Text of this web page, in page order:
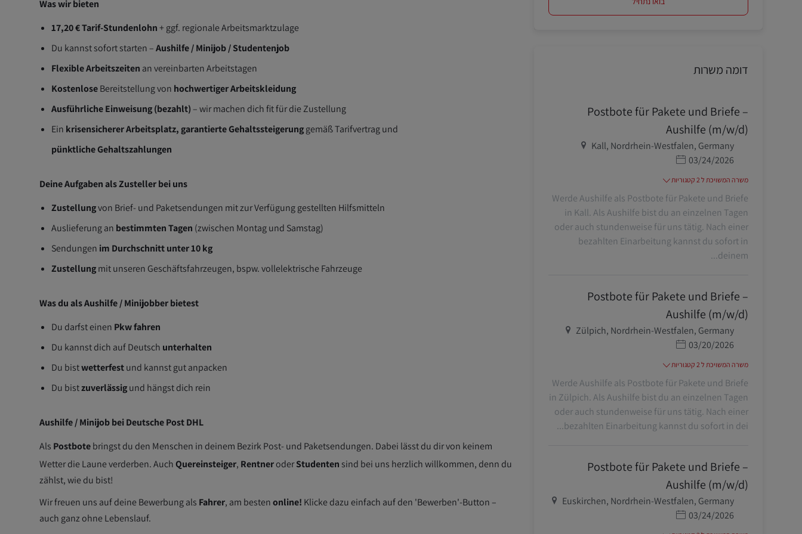
Was wir bieten
17,20 € Tarif-Stundenlohn+ ggf. regionale Arbeitsmarktzulage
Du kannst sofort starten –Aushilfe / Minijob / Studentenjob
Flexible Arbeitszeiten an vereinbarten Arbeitstagen
KostenloseBereitstellung von hochwertiger Arbeitskleidung
Ausführliche Einweisung (bezahlt) – wir machen dich fit für die Zustellung
Ein krisensicherer Arbeitsplatz, garantierte Gehaltssteigerunggemäß Tarifvertrag und
pünktliche Gehaltszahlungen
Deine Aufgaben als Zusteller bei uns
Zustellungvon Brief- und Paketsendungen mit zur Verfügung gestellten Hilfsmitteln
Auslieferung an bestimmten Tagen (zwischen Montag und Samstag)
Sendungen im Durchschnitt unter 10 kg
Zustellungmit unseren Geschäftsfahrzeugen, bspw. vollelektrische Fahrzeuge
Was du als Aushilfe / Minijobber bietest
Du darfst einen Pkw fahren
Du kannst dich auf Deutsch unterhalten
Du bistwetterfestund kannst gut anpacken
Du bistzuverlässigund hängst dich rein
Aushilfe / Minijob bei Deutsche Post DHL
Als Postbotebringst du den Menschen in deinem Bezirk Post- und Paketsendungen. Dabei lässt du dir von keinem
Wetter die Laune verderben. AuchQuereinsteiger, RentneroderStudenten sind bei uns herzlich willkommen, denn du
zählst, wie du bist!
Wir freuen uns auf deine Bewerbung als Fahrer, am bestenonline! Klicke dazu einfach auf den 'Bewerben'-Button –
auch ganz ohne Lebenslauf.
דומה משרות
Postbote für Pakete und Briefe –
Aushilfe (m/w/d)
מיקום
Kall, Nordrhein-Westfalen, Germany
תאריך פרסום
03/24/2026
משרה המשויכת ל 2 קטגוריות
Werde Aushilfe als Postbote für Pakete und Briefe
in Kall. Als Aushilfe bist du an einzelnen Tagen
oder auch stundenweise für uns tätig. Nach einer
bezahlten Einarbeitung kannst du sofort in
deinem...
Postbote für Pakete und Briefe –
Aushilfe (m/w/d)
מיקום
Zülpich, Nordrhein-Westfalen, Germany
תאריך פרסום
03/20/2026
משרה המשויכת ל 2 קטגוריות
Werde Aushilfe als Postbote für Pakete und Briefe
in Zülpich. Als Aushilfe bist du an einzelnen Tagen
oder auch stundenweise für uns tätig. Nach einer
bezahlten Einarbeitung kannst du sofort in dei...
Postbote für Pakete und Briefe –
Aushilfe (m/w/d)
מיקום
Euskirchen, Nordrhein-Westfalen, Germany
תאריך פרסום
03/24/2026